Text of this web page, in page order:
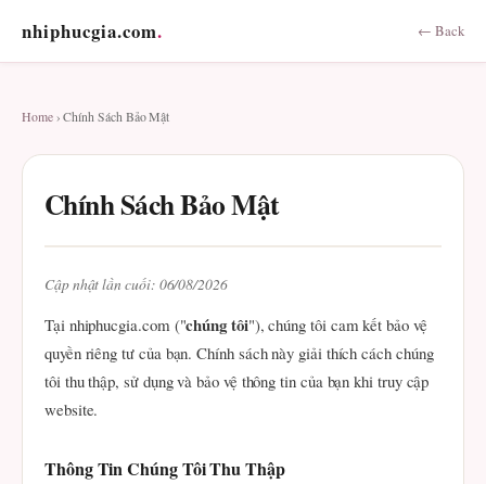
nhiphucgia.com. ← Back
Home› Chính Sách Bảo Mật
Chính Sách Bảo Mật
Cập nhật lần cuối: 06/08/2026
Tại nhiphucgia.com ("chúng tôi"), chúng tôi cam kết bảo vệ
quyền riêng tư của bạn. Chính sách này giải thích cách chúng
tôi thu thập, sử dụng và bảo vệ thông tin của bạn khi truy cập
website.
Thông Tin Chúng Tôi Thu Thập